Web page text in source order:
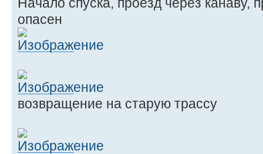
опасен
возвращение на старую трассу